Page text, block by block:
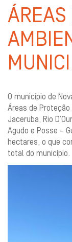
ÁREAS
O município de
Áreas de Proteção
Jaceruba, Rio
Agudo e Posse –
hectares, o que
total do município.